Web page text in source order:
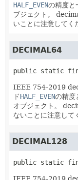
HALF_EVENの精度と
ブジェクト。
いことに注意してく
DECIMAL64
public static
IEEE 754-2019
ドHALF_EVENの精度
オブジェクト。
ないことに注意して
DECIMAL128
public static
IEEE 754-2019